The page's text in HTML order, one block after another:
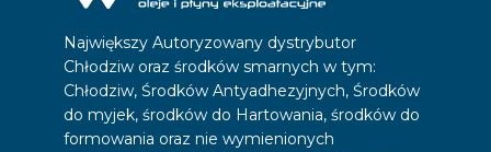
Największy Autoryzowany dystrybutor
Chłodziw oraz środków smarnych w tym:
Chłodziw, Środków Antyadhezyjnych, Środków
do myjek, środków do Hartowania, środków do
formowania oraz nie wymienionych